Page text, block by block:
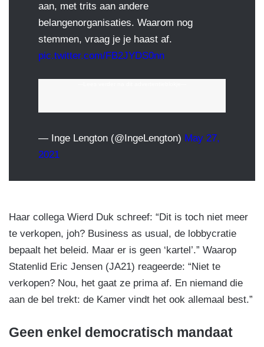
aan, met trits aan andere
belangenorganisaties. Waarom nog
stemmen, vraag je je haast af.
pic.twitter.com/FB2JYDS0nn
— Inge Lengton (@IngeLengton) May 27,
2021
Haar collega Wierd Duk schreef: “Dit is toch niet meer
te verkopen, joh? Business as usual, de lobbycratie
bepaalt het beleid. Maar er is geen ‘kartel’.” Waarop
Statenlid Eric Jensen (JA21) reageerde: “Niet te
verkopen? Nou, het gaat ze prima af. En niemand die
aan de bel trekt: de Kamer vindt het ook allemaal best.”
Geen enkel democratisch mandaat